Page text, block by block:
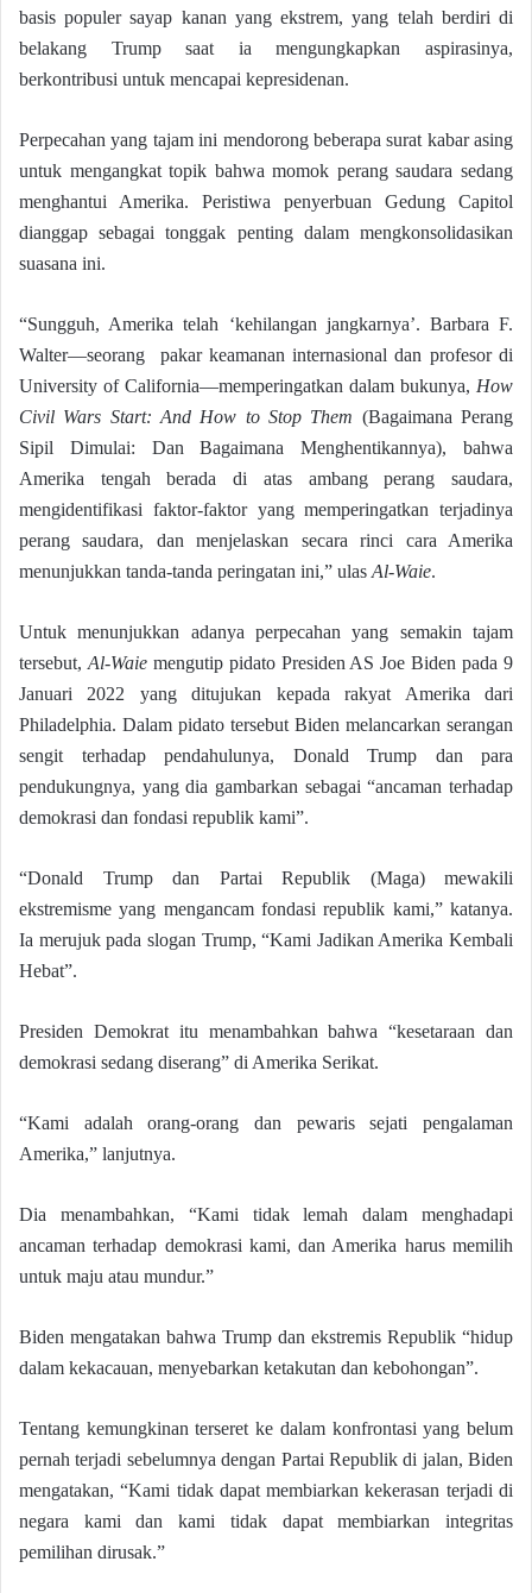
basis populer sayap kanan yang ekstrem, yang telah berdiri di
belakang Trump saat ia mengungkapkan aspirasinya,
berkontribusi untuk mencapai kepresidenan.
Perpecahan yang tajam ini mendorong beberapa surat kabar asing
untuk mengangkat topik bahwa momok perang saudara sedang
menghantui Amerika. Peristiwa penyerbuan Gedung Capitol
dianggap sebagai tonggak penting dalam mengkonsolidasikan
suasana ini.
“Sungguh, Amerika telah ‘kehilangan jangkarnya’. Barbara F.
Walter—seorang pakar keamanan internasional dan profesor di
University of California—memperingatkan dalam bukunya, How
Civil Wars Start: And How to Stop Them (Bagaimana Perang
Sipil Dimulai: Dan Bagaimana Menghentikannya), bahwa
Amerika tengah berada di atas ambang perang saudara,
mengidentifikasi faktor-faktor yang memperingatkan terjadinya
perang saudara, dan menjelaskan secara rinci cara Amerika
menunjukkan tanda-tanda peringatan ini,” ulas Al-Waie.
Untuk menunjukkan adanya perpecahan yang semakin tajam
tersebut, Al-Waie mengutip pidato Presiden AS Joe Biden pada 9
Januari 2022 yang ditujukan kepada rakyat Amerika dari
Philadelphia. Dalam pidato tersebut Biden melancarkan serangan
sengit terhadap pendahulunya, Donald Trump dan para
pendukungnya, yang dia gambarkan sebagai “ancaman terhadap
demokrasi dan fondasi republik kami”.
“Donald Trump dan Partai Republik (Maga) mewakili
ekstremisme yang mengancam fondasi republik kami,” katanya.
Ia merujuk pada slogan Trump, “Kami Jadikan Amerika Kembali
Hebat”.
Presiden Demokrat itu menambahkan bahwa “kesetaraan dan
demokrasi sedang diserang” di Amerika Serikat.
“Kami adalah orang-orang dan pewaris sejati pengalaman
Amerika,” lanjutnya.
Dia menambahkan, “Kami tidak lemah dalam menghadapi
ancaman terhadap demokrasi kami, dan Amerika harus memilih
untuk maju atau mundur.”
Biden mengatakan bahwa Trump dan ekstremis Republik “hidup
dalam kekacauan, menyebarkan ketakutan dan kebohongan”.
Tentang kemungkinan terseret ke dalam konfrontasi yang belum
pernah terjadi sebelumnya dengan Partai Republik di jalan, Biden
mengatakan, “Kami tidak dapat membiarkan kekerasan terjadi di
negara kami dan kami tidak dapat membiarkan integritas
pemilihan dirusak.”